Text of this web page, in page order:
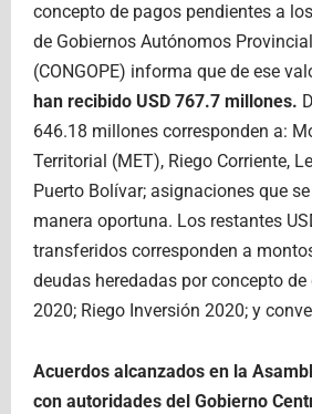
concepto de pagos pendientes a
de Gobiernos Autónomos
(CONGOPE) informa que de ese
han recibido USD 767.7 millones.
646.18 millones corresponden a:
Territorial (MET), Riego Corriente,
Puerto Bolívar; asignaciones que
manera oportuna. Los restantes
transferidos corresponden a
deudas heredadas por concepto de
2020; Riego Inversión 2020; y
Acuerdos alcanzados en la
con autoridades del Gobierno